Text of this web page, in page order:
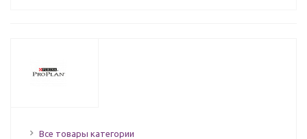
Все товары категории